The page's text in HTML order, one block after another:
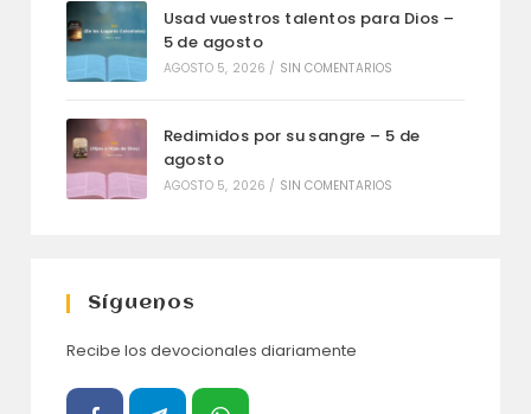
Usad vuestros talentos para Dios –
5 de agosto
AGOSTO 5, 2026 / SIN COMENTARIOS
Redimidos por su sangre – 5 de
agosto
AGOSTO 5, 2026 / SIN COMENTARIOS
Síguenos
Recibe los devocionales diariamente